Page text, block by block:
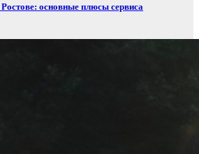
Ростове: основные плюсы сервиса